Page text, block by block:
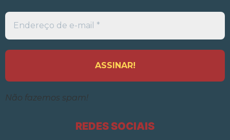
Endereço
de
e-
*
Não fazemos spam!
REDES SOCIAIS